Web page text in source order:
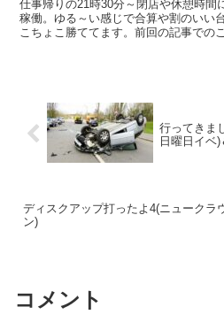
仕事帰りの21時30分～閉店や休憩時間
稼働。ゆる～い感じで合算や割のいい
こちょこ勝ててます。前回の記事での
行ってきま
日曜日イベ
ディスクアップ打ったよ4(ニュークラ
ン)
コメント